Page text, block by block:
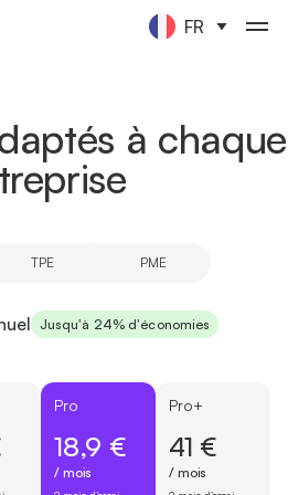
FR
à chaque
TPE PME
Jusqu'à 24% d'économies
Pro
18,9 €
/ mois
Pro+
41 €
/ mois